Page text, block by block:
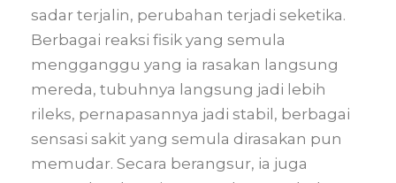
sadar terjalin, perubahan terjadi seketika.
Berbagai reaksi fisik yang semula
mengganggu yang ia rasakan langsung
mereda, tubuhnya langsung jadi lebih
rileks, pernapasannya jadi stabil, berbagai
sensasi sakit yang semula dirasakan pun
memudar. Secara berangsur, ia juga